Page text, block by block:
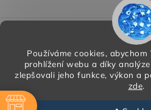
Používáme cookies,
prohlížení webu a díky
zlepšovali jeho funkce, výkon a
zde.
Reklamace a vracení zboží
Podmínky ochrany
Copyright 2026 HORA PP s.r.o.
Shoptet |